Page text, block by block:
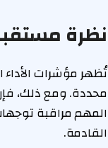
نظرة
تُظهر مؤشرات الأداء
محددة. ومع ذلك،
المهم مراقبة
القادمة.